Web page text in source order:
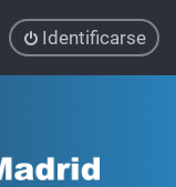
Identificarse